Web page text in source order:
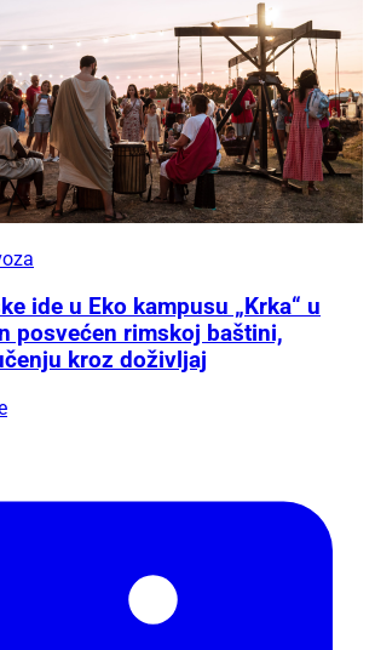
ide u Eko kampusu „Krka“ u
posvećen rimskoj baštini,
kroz doživljaj